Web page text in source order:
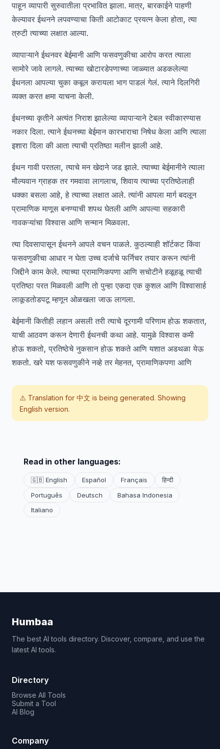
पाहून व्यापारी सुरुवातीला प्रभावित झाला. मात्र, बारकाईने पाहणी
केल्यावर ईथनने लपवण्याचा किती आटोकाट प्रयत्न केला होता, त्या
त्रुटी त्याच्या लक्षात आल्या.
व्यापाऱ्याने ईथनवर बेईमानी आणि फसवणुकीचा आरोप करत त्याला
सामोरे जावे लागले. त्याच्या खोटारडेपणाच्या जाळ्यात अडकलेल्या
ईथनला आपल्या चुका कबूल करायला भाग पाडलं गेलं. त्याने दिलगिरी
व्यक्त करत क्षमा याचना केली.
ईथनच्या कृतीने अत्यंत निराश झालेल्या व्यापाऱ्याने टेबल स्वीकारण्यास
नकार दिला. त्याने ईथनच्या बेईमान कारभाराचा निषेध केला आणि त्याला
इशारा दिला की आता त्याची प्रतिष्ठा मलीन झाली आहे.
ईथन गावी परतला, त्याचे मन खेदाने जड झाले. त्याच्या बेईमानीने त्याला
मौल्यवान ग्राहक तर गमवावा लागलाच, शिवाय त्याच्या प्रतिष्ठेलाही
धक्का बसला आहे, हे त्याच्या लक्षात आले. त्यांनी आपला मार्ग बदलून
प्रामाणिक माणूस बनण्याची शपथ घेतली आणि आपल्या सहकारी
गावकऱ्यांचा विश्वास आणि सन्मान मिळवला.
त्या दिवसापासून ईथनने आपले वचन पाळले. कुठल्याही शॉर्टकट किंवा
फसवणुकीचा आधार न घेता उच्च दर्जाचे फर्निचर तयार करून त्यांनी
जिद्दीने काम केले. त्याच्या प्रामाणिकपणा आणि सचोटीने हळूहळू त्याची
प्रतिष्ठा परत मिळवली आणि तो पुन्हा एकदा एक कुशल आणि विश्वासार्ह
लाकूडतोडपटू म्हणून ओळखला जाऊ लागला.
बेईमानी कितीही लहान असली तरी त्याचे दूरगामी परिणाम होऊ शकतात,
याची आठवण करून देणारी ईथनची कथा आहे. यामुळे विश्वास कमी
होऊ शकतो, प्रतिष्ठेचे नुकसान होऊ शकते आणि यशात अडथळा येऊ
शकतो. खरे यश फसवणुकीने नव्हे तर मेहनत, प्रामाणिकपणा आणि
⚠️ Translation for 中文 is being generated. Showing
English version.
Read in other languages:
🇬🇧 English Español Français
हिन्दी
Português
Deutsch
Bahasa Indonesia
Italiano
Humbaa
The best AI tools directory. Discover, compare, and use the
latest AI tools.
Directory
Browse All Tools
Submit a Tool
AI Blog
Company